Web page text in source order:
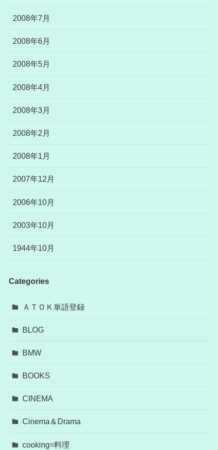
2008年7月
2008年6月
2008年5月
2008年4月
2008年3月
2008年2月
2008年1月
2007年12月
2006年10月
2003年10月
1944年10月
Categories
ＡＴＯＫ単語登録
BLOG
BMW
BOOKS
CINEMA
Cinema＆Drama
cooking=料理